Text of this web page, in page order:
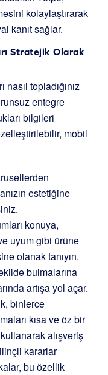
kolaylaştırarak
kanıt sağlar.
Stratejik Olarak
topladığınız
entegre
bilgileri
mobil
estetiğine
konuya,
uyum gibi ürüne
olanak tanıyın.
bulmalarına
artışa yol açar.
binlerce
kısa ve öz bir
alışveriş
kararlar
bu özellik